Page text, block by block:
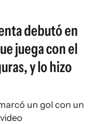
debutó en
juega con el
y lo hizo
un gol con un